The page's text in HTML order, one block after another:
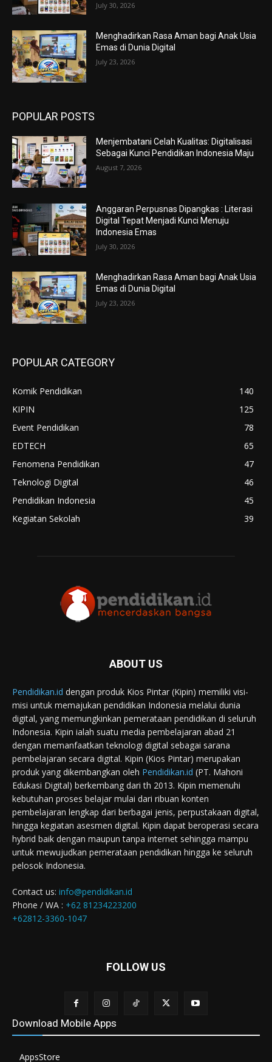
July 30, 2026
Menghadirkan Rasa Aman bagi Anak Usia
Emas di Dunia Digital
July 23, 2026
POPULAR POSTS
Menjembatani Celah Kualitas: Digitalisasi
Sebagai Kunci Pendidikan Indonesia Maju
August 7, 2026
Anggaran Perpusnas Dipangkas : Literasi
Digital Tepat Menjadi Kunci Menuju
Indonesia Emas
July 30, 2026
Menghadirkan Rasa Aman bagi Anak Usia
Emas di Dunia Digital
July 23, 2026
POPULAR CATEGORY
Komik Pendidikan
140
KIPIN
125
Event Pendidikan
78
EDTECH
65
Fenomena Pendidikan
47
Teknologi Digital
46
Pendidikan Indonesia
45
Kegiatan Sekolah
39
ABOUT US
Pendidikan.id dengan produk Kios Pintar (Kipin) memiliki visi-
misi untuk memajukan pendidikan Indonesia melalui dunia
digital, yang memungkinkan pemerataan pendidikan di seluruh
Indonesia. Kipin ialah suatu media pembelajaran abad 21
dengan memanfaatkan teknologi digital sebagai sarana
pembelajaran secara digital. Kipin (Kios Pintar) merupakan
produk yang dikembangkan oleh Pendidikan.id (PT. Mahoni
Edukasi Digital) berkembang dari th 2013. Kipin memenuhi
kebutuhan proses belajar mulai dari ribuan konten
pembelajaran lengkap dari berbagai jenis, perpustakaan digital,
hingga kegiatan asesmen digital. Kipin dapat beroperasi secara
hybrid baik dengan maupun tanpa internet sehingga mampu
untuk mewujudkan pemerataan pendidikan hingga ke seluruh
pelosok Indonesia.
Contact us: info@pendidikan.id
Phone / WA : +62 81234223200
+62812-3360-1047
FOLLOW US
Download Mobile Apps
AppsStore